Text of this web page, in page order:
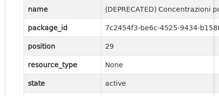
name
(DEPRECATED) Concentrazioni
package_id
7c2454f3-be6c-4525-9434-
position
29
resource_type
None
state
active